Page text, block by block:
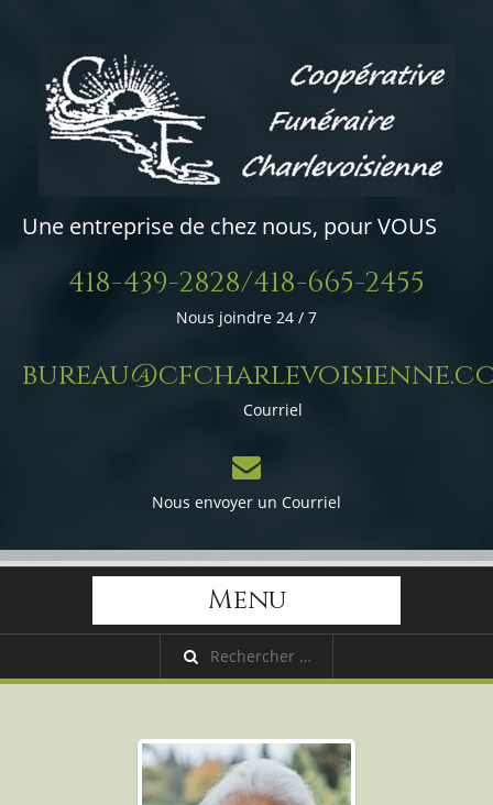
Une entreprise de chez nous, pour VOUS
418-439-2828/418-665-2455
Nous joindre 24 / 7
Courriel
Nous envoyer un Courriel
Menu